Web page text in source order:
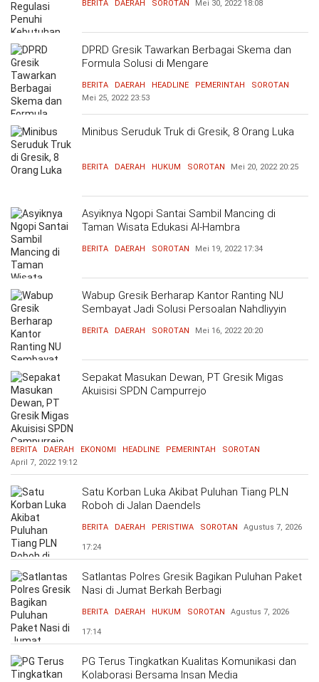
BERITA DAERAH SOROTAN Mei 30, 2022 18:08
DPRD Gresik Tawarkan Berbagai Skema dan
Formula Solusi di Mengare
BERITA DAERAH HEADLINE PEMERINTAH
SOROTAN
Mei 25, 2022 23:53
Minibus Seruduk Truk di Gresik, 8 Orang Luka
BERITA DAERAH HUKUM SOROTAN Mei 20, 2022 20:25
Asyiknya Ngopi Santai Sambil Mancing di
Taman Wisata Edukasi Al-Hambra
BERITA DAERAH SOROTAN Mei 19, 2022 17:34
Wabup Gresik Berharap Kantor Ranting NU
Sembayat Jadi Solusi Persoalan Nahdliyyin
BERITA DAERAH SOROTAN Mei 16, 2022 20:20
Sepakat Masukan Dewan, PT Gresik Migas
Akuisisi SPDN Campurrejo
BERITA DAERAH EKONOMI HEADLINE PEMERINTAH
SOROTAN
April 7, 2022 19:12
Satu Korban Luka Akibat Puluhan Tiang PLN
Roboh di Jalan Daendels
BERITA DAERAH PERISTIWA SOROTAN Agustus 7, 2026
17:24
Satlantas Polres Gresik Bagikan Puluhan Paket
Nasi di Jumat Berkah Berbagi
BERITA DAERAH HUKUM SOROTAN Agustus 7, 2026
17:14
PG Terus Tingkatkan Kualitas Komunikasi dan
Kolaborasi Bersama Insan Media